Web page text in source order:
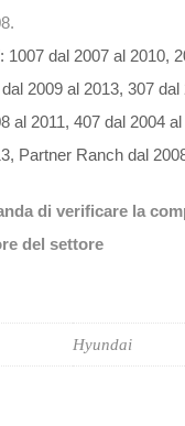
: 1007 dal 2007 al 2010,
2009 al 2013, 307 dal
al 2011, 407 dal 2004
Partner Ranch dal
di verificare la
del settore
Hyundai